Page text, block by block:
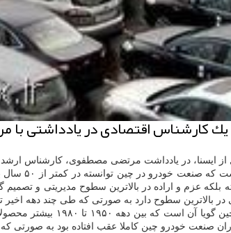
كارشناس اقتصادی در یادداشتی
از ایسنا، در یادداشت مرتضی مصطفوی، كارشناس ارشد
"آمارها
بلكه عزم و اراده در بالاترین سطوح مدیریتی و
در بالاترین سطوح دارد به صورتی كه طی چند دهه
تاریخچه صنعت
صنعت خودرو چین كاملا عقب افتاده بود به صورتی